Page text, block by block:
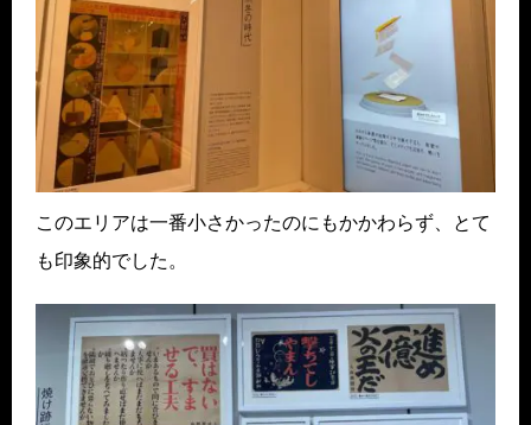
このエリアは一番小さかったのにもかかわらず、とて
も印象的でした。